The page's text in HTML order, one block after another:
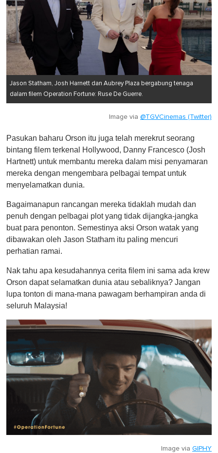
Jason Statham, Josh Harnett dan Aubrey Plaza bergabung tenaga
dalam filem Operation Fortune: Ruse De Guerre.
Image via @TGVCinemas (Twitter)
Pasukan baharu Orson itu juga telah merekrut seorang
bintang filem terkenal Hollywood, Danny Francesco (Josh
Hartnett) untuk membantu mereka dalam misi penyamaran
mereka dengan mengembara pelbagai tempat untuk
menyelamatkan dunia.
Bagaimanapun rancangan mereka tidaklah mudah dan
penuh dengan pelbagai plot yang tidak dijangka-jangka
buat para penonton. Semestinya aksi Orson watak yang
dibawakan oleh Jason Statham itu paling mencuri
perhatian ramai.
Nak tahu apa kesudahannya cerita filem ini sama ada krew
Orson dapat selamatkan dunia atau sebaliknya? Jangan
lupa tonton di mana-mana pawagam berhampiran anda di
seluruh Malaysia!
Image via GIPHY